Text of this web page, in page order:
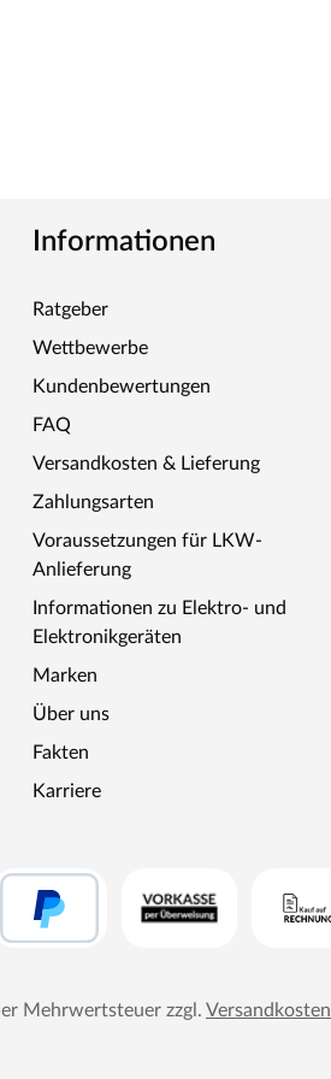
Informationen
Ratgeber
Wettbewerbe
Kundenbewertungen
FAQ
Versandkosten & Lieferung
Zahlungsarten
Voraussetzungen für LKW-
Anlieferung
Informationen zu Elektro- und
Elektronikgeräten
Marken
Über uns
Fakten
Karriere
Mehrwertsteuer zzgl. Versandkosten